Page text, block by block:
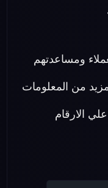
ومساعدتهم
من المعلومات
الارقام